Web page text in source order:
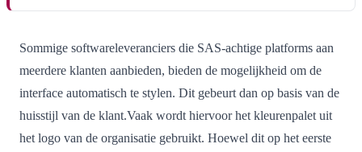
Sommige softwareleveranciers die SAS-achtige platforms aan
meerdere klanten aanbieden, bieden de mogelijkheid om de
interface automatisch te stylen. Dit gebeurt dan op basis van de
huisstijl van de klant.Vaak wordt hiervoor het kleurenpalet uit
het logo van de organisatie gebruikt. Hoewel dit op het eerste